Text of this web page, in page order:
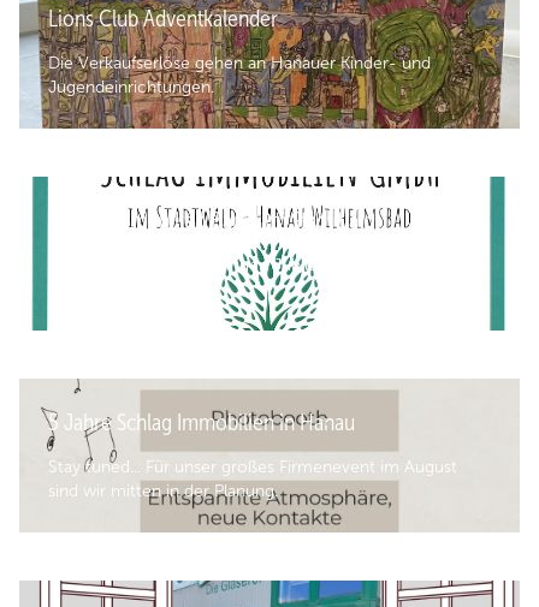
Lions Club Adventkalender
Die Verkaufserlöse gehen an Hanauer Kinder- und
Jugendeinrichtungen.
Schlag Immobilien Baum im Stadtwald
Anlässlich unseres 5-jährigen Jubiläums unseren eigenen
5 Jahre Schlag Immobilien in Hanau
Stay tuned... Für unser großes Firmenevent im August
sind wir mitten in der Planung.